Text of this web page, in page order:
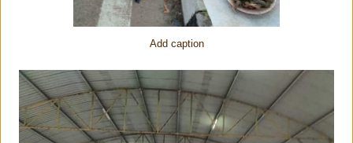
Add caption